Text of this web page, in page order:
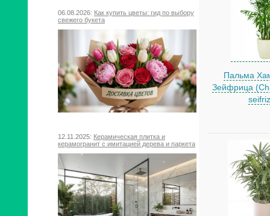
06.08.2026: Как купить цветы: гид по выбору
свежего букета
12.11.2025: Керамическая плитка и
керамогранит с имитацией дерева и паркета
Пальма
Зейфрица